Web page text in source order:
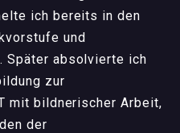
ich bereits in den
und
Später absolvierte ich
zur
mit bildnerischer Arbeit,
der